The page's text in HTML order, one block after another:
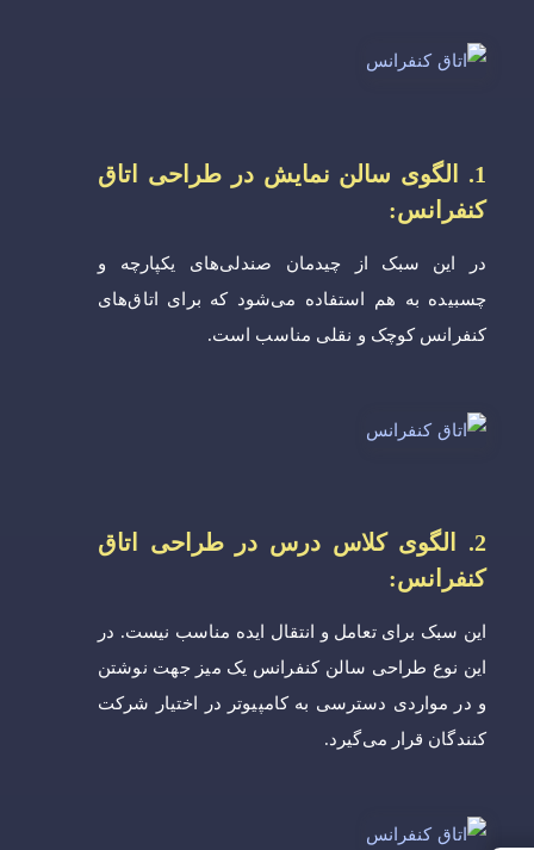
1. الگوی سالن نمایش در طراحی اتاق
کنفرانس:
در این سبک از چیدمان صندلی‌های یکپارچه و
چسبیده به هم استفاده می‌شود که برای اتاق‌های
کنفرانس کوچک و نقلی مناسب است.
2. الگوی کلاس درس در طراحی اتاق
کنفرانس:
این سبک برای تعامل و انتقال ایده مناسب نیست. در
این نوع طراحی سالن کنفرانس یک میز جهت نوشتن
و در مواردی دسترسی به کامپیوتر در اختیار شرکت
کنندگان قرار می‌گیرد.